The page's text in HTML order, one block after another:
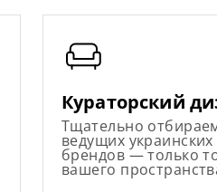
Кураторский
Тщательно
ведущих
брендов — только
вашего